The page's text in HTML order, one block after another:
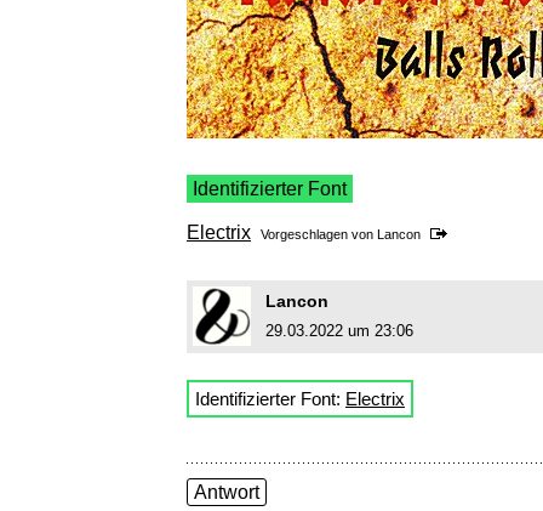
Identifizierter Font
Electrix Vorgeschlagen von Lancon
Lancon
29.03.2022 um 23:06
Identifizierter Font: Electrix
Antwort